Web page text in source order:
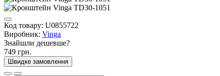
Код товару: U0855722
Виробник: Vinga
Знайшли дешевше?
749 грн.
Швидке замовлення